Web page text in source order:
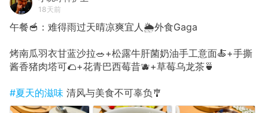
18天前
午餐🥣：难得雨过天晴凉爽宜人🌦️外食Gaga
烤南瓜羽衣甘蓝沙拉🥗+松露牛肝菌奶油手工意面🍝+手撕
酱香猪肉塔可🌮+花青巴西莓昔🫐+草莓乌龙茶🍵
#夏天的滋味 清风与美食不可辜负🎐